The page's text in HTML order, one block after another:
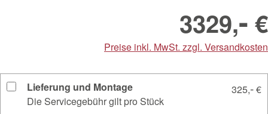
3329,- €
Preise inkl. MwSt. zzgl. Versandkosten
Lieferung und Montage
Die Servicegebühr gilt pro Stück
325,-€